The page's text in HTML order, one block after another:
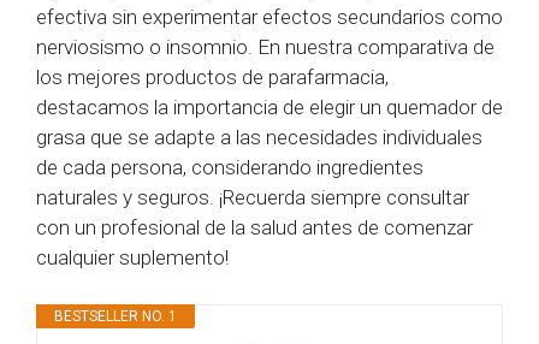
efectiva sin experimentar efectos secundarios como
nerviosismo o insomnio. En nuestra comparativa de
los mejores productos de parafarmacia,
destacamos la importancia de elegir un quemador de
grasa que se adapte a las necesidades individuales
de cada persona, considerando ingredientes
naturales y seguros. ¡Recuerda siempre consultar
con un profesional de la salud antes de comenzar
cualquier suplemento!
BESTSELLER NO. 1